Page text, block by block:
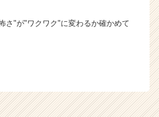
さ"が"ワクワク"に変わるか確かめて